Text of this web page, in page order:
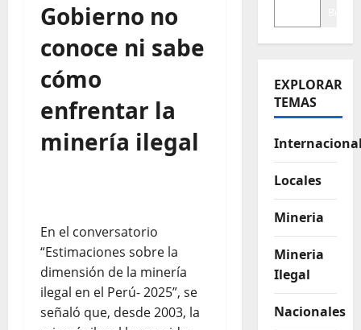
Gobierno no
conoce ni sabe
cómo
enfrentar la
minería ilegal
En el conversatorio
“Estimaciones sobre la
dimensión de la minería
ilegal en el Perú- 2025”, se
señaló que, desde 2003, la
EXPLORAR
TEMAS
Locales
Mineria
Mineria
Ilegal
Nacionales